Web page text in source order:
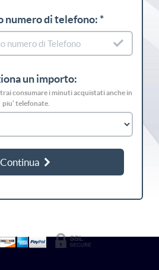
numero di telefono: *
un importo:
consumare i minuti acquistati anche in
piu' telefonate.
Continua